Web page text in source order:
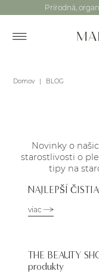
Prírodná,
Domov | BLOG
Novinky o
starostlivosti o
tipy na
NAJLEPŠÍ
viac
THE BEAUTY
produkty